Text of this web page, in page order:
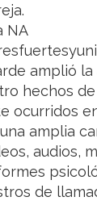
NA
amplió la
hechos
ocurridos
amplia
audios,
de